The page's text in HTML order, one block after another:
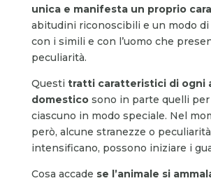
unica e manifesta un proprio
abitudini riconoscibili e un modo di
con i simili e con l’uomo che
peculiarità.
Questi tratti caratteristici di ogni
domesticosono in parte quelli per
ciascuno in modo speciale. Nel
però, alcune stranezze o
intensificano, possono iniziare i
Cosa accade se l’animale si